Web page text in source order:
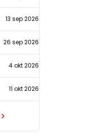
13 sep 2026
26 sep 2026
4 okt 2026
11 okt 2026